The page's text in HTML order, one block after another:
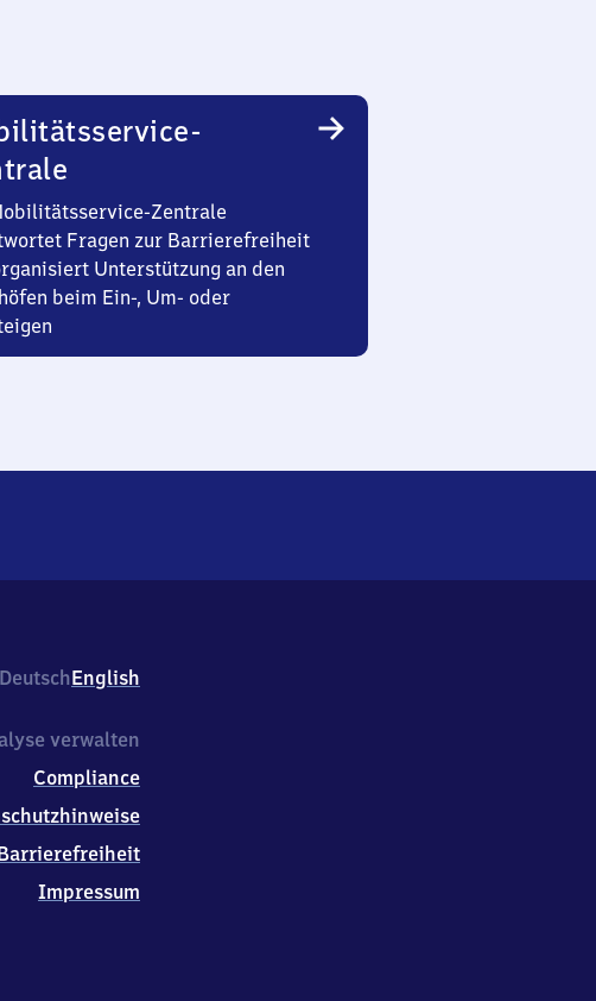
Zentrale
Fragen zur Barrierefreiheit
Unterstützung an den
beim Ein-, Um- oder
DeutschEnglish
verwalten
Compliance
Impressum